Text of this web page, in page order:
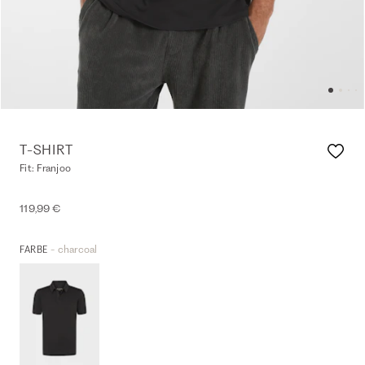
T-SHIRT
Fit: Franjoo
119,99 €
FARBE - charcoal